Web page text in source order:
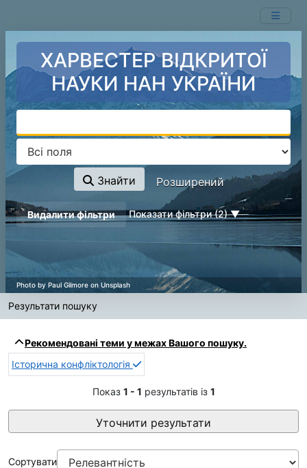
ХАРВЕСТЕР ВІДКРИТОЇ
НАУКИ НАН УКРАЇНИ
Знайти Розширений
page_reload_on_deselect_hint
Видалити фільтри Показати фільтри (2)
Результати пошуку
Рекомендовані теми у межах Вашого пошуку.
Історична конфліктологія
Показ 1 - 1 результатів із 1
Уточнити результати
Сортувати